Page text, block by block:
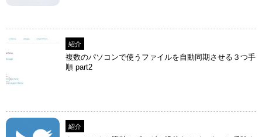
紹介
複数のパソコンで使うファイルを自動同期させる３つ手
順 part2
紹介